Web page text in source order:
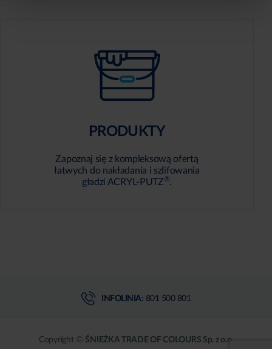
PRODUKTY
Zapoznaj się z kompleksową ofertą
łatwych do nakładania i szlifowania
gładzi ACRYL-PUTZ®.
INFOLINIA: 801 500 801
Copyright © ŚNIEŻKA TRADE OF COLOURS Sp. z o.o.